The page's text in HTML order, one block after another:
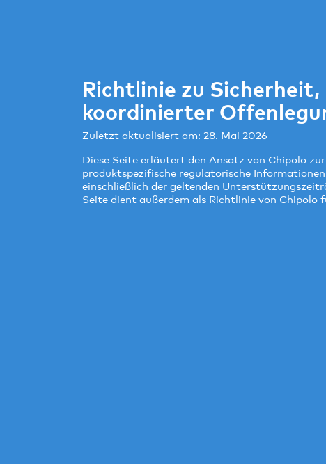
Richtlinie zu
koordinierter
Zuletzt aktualisiert am: 28. Mai 2026
Diese Seite erläutert den Ansatz von Chipolo
produktspezifische regulatorische
einschließlich der geltenden
Seite dient außerdem als Richtlinie von